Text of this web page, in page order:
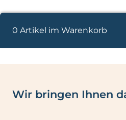
0 Artikel im Warenkorb
Wir bringen Ihnen